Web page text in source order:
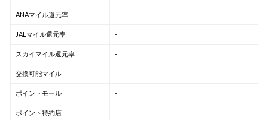
ANAマイル還元率 -
JALマイル還元率 -
スカイマイル還元率 -
交換可能マイル -
ポイントモール -
ポイント特約店 -